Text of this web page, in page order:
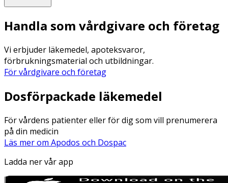
Handla som vårdgivare och företag
Vi erbjuder läkemedel, apoteksvaror,
förbrukningsmaterial och utbildningar.
För vårdgivare och företag
Dosförpackade läkemedel
För vårdens patienter eller för dig som vill prenumerera
på din medicin
Läs mer om Apodos och Dospac
Ladda ner vår app